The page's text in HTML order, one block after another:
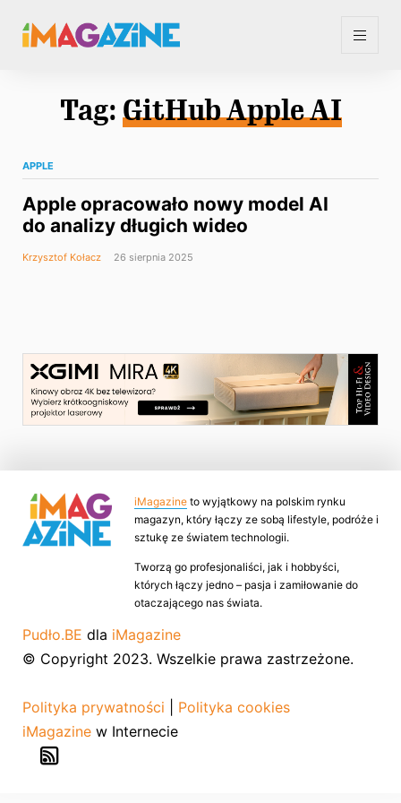
Tag: GitHub Apple AI
APPLE
Apple opracowało nowy model AI
do analizy długich wideo
Krzysztof Kołacz 26 sierpnia 2025
iMagazine to wyjątkowy na polskim rynku
magazyn, który łączy ze sobą lifestyle, podróże i
sztukę ze światem technologii.
Tworzą go profesjonaliści, jak i hobbyści,
których łączy jedno – pasja i zamiłowanie do
otaczającego nas świata.
Pudło.BE dla iMagazine
© Copyright 2023. Wszelkie prawa zastrzeżone.
Polityka prywatności
Polityka cookies
iMagazine w Internecie